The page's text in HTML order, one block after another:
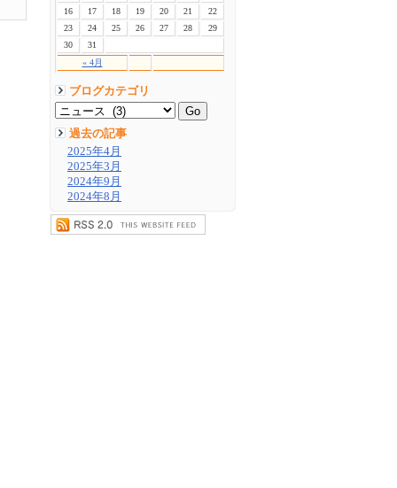
« 4月
16
17 18 19 20 21
22
23
24 25 26 27 28
29
30
31
ブログカテゴリ
過去の記事
2025年4月
2025年3月
2024年9月
2024年8月